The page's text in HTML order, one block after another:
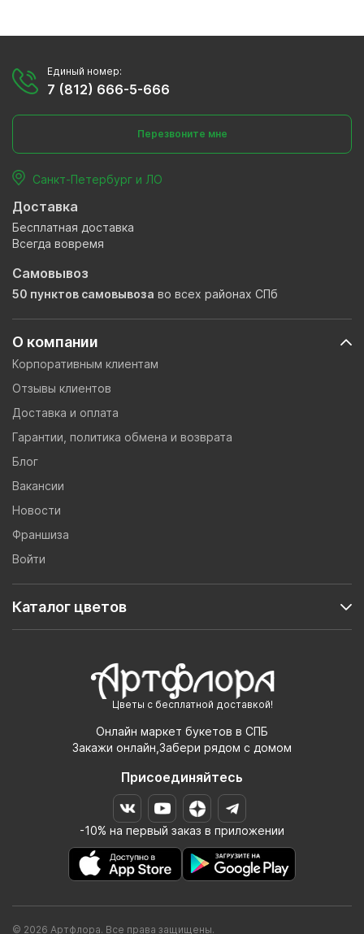
Цветы с бесплатной доставкой!
Онлайн маркет букетов в СПБ
Закажи онлайн,Забери рядом с домом
Присоединяйтесь
-10% на первый заказ в приложении
О компании
Корпоративным клиентам
Отзывы клиентов
Доставка и оплата
Гарантии, политика обмена и возврата
Блог
Вакансии
Новости
Франшиза
Войти
Каталог цветов
Единый номер:
7 (812) 666-5-666
Перезвоните мне
Санкт-Петербург и ЛО
Доставка
Бесплатная доставка
Всегда вовремя
Самовывоз
50 пунктов самовывоза во всех районах СПб
© 2026 Артфлора. Все права защищены.